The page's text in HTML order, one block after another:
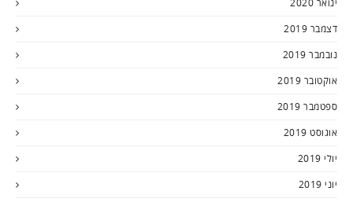
דצמבר 2019
נובמבר 2019
אוקטובר 2019
ספטמבר 2019
אוגוסט 2019
יולי 2019
יוני 2019